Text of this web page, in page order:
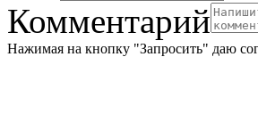
Комментарий
Нажимая на кнопку "Запросить" даю